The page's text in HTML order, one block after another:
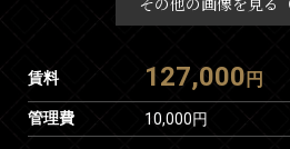
賃料 127,000 円
管理費 10,000円